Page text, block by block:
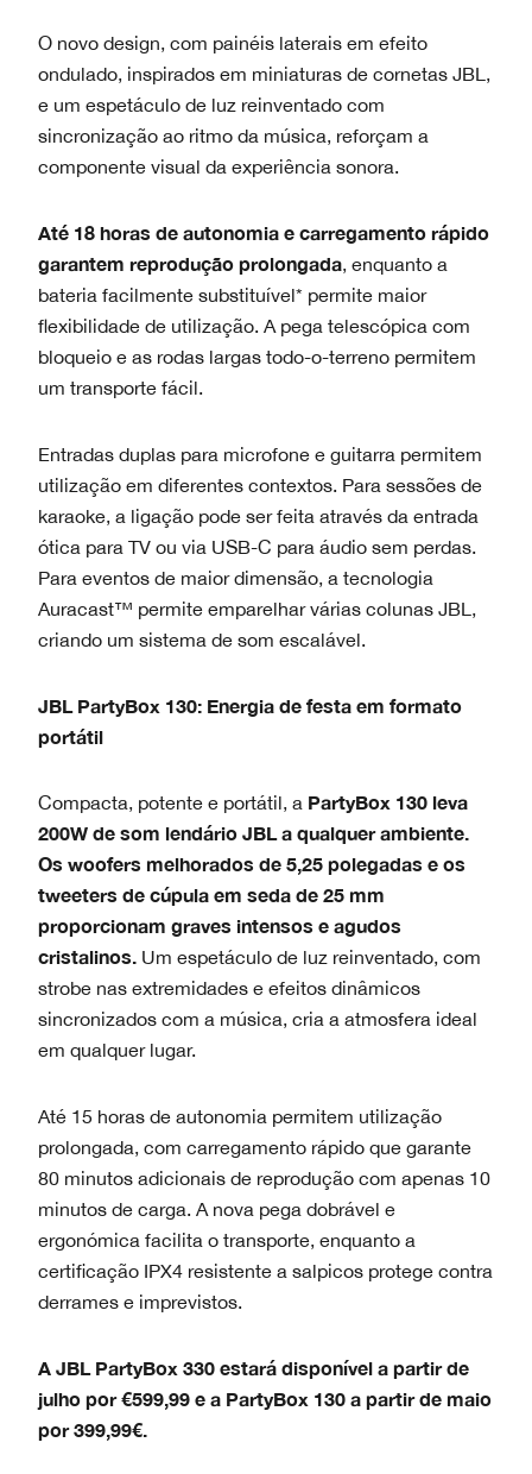
O novo design, com painéis laterais em efeito
ondulado, inspirados em miniaturas de cornetas JBL,
e um espetáculo de luz reinventado com
sincronização ao ritmo da música, reforçam a
componente visual da experiência sonora.
Até 18 horas de autonomia e carregamento rápido
garantem reprodução prolongada, enquanto a
bateria facilmente substituível* permite maior
flexibilidade de utilização. A pega telescópica com
bloqueio e as rodas largas todo-o-terreno permitem
um transporte fácil.
Entradas duplas para microfone e guitarra permitem
utilização em diferentes contextos. Para sessões de
karaoke, a ligação pode ser feita através da entrada
ótica para TV ou via USB-C para áudio sem perdas.
Para eventos de maior dimensão, a tecnologia
Auracast™ permite emparelhar várias colunas JBL,
criando um sistema de som escalável.
JBL PartyBox 130: Energia de festa em formato
portátil
Compacta, potente e portátil, a PartyBox 130 leva
200W de som lendário JBL a qualquer ambiente.
Os woofers melhorados de 5,25 polegadas e os
tweeters de cúpula em seda de 25 mm
proporcionam graves intensos e agudos
cristalinos. Um espetáculo de luz reinventado, com
strobe nas extremidades e efeitos dinâmicos
sincronizados com a música, cria a atmosfera ideal
em qualquer lugar.
Até 15 horas de autonomia permitem utilização
prolongada, com carregamento rápido que garante
80 minutos adicionais de reprodução com apenas 10
minutos de carga. A nova pega dobrável e
ergonómica facilita o transporte, enquanto a
certificação IPX4 resistente a salpicos protege contra
derrames e imprevistos.
A JBL PartyBox 330 estará disponível a partir de
julho por €599,99 e a PartyBox 130 a partir de maio
por 399,99€.